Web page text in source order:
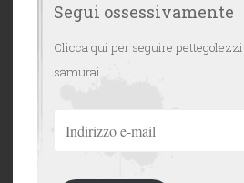
Segui ossessivamente
Clicca qui per seguire
samurai